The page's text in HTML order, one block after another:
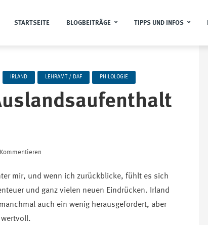
STARTSEITE BLOGBEITRÄGE TIPPS UND INFOS
IRLAND LEHRAMT / DAF PHILOLOGIE
Kommentieren
mir, und wenn ich zurückblicke, fühlt es sich
und ganz vielen neuen Eindrücken. Irland
auch ein wenig herausgefordert, aber
wertvoll.